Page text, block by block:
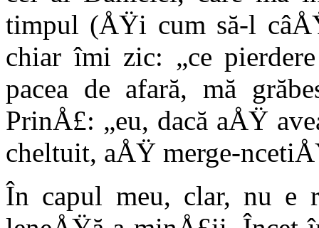
timpul (ÅŸi cum să-l
chiar îmi zic: „ce
pacea de afară, mă
PrinÅ£: „eu, dacă aÅŸ
cheltuit, aÅŸ merge-
În capul meu, clar, nu e